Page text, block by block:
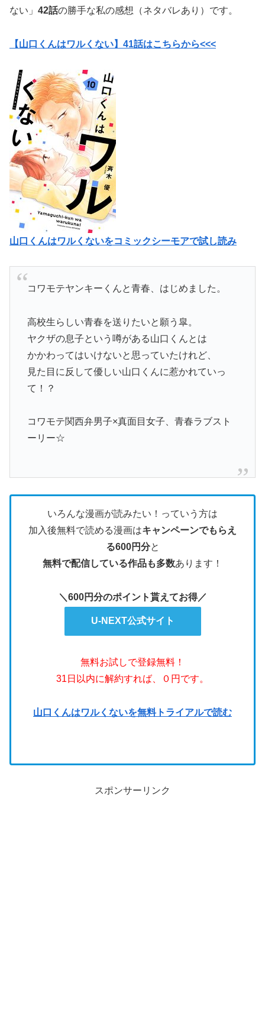
ない」 42話の勝手な私の感想（ネタバレあり）です。
【山口くんはワルくない】41話はこちらから<<<
山口くんはワルくないをコミックシーモアで試し読み
コワモテヤンキーくんと青春、はじめました。
高校生らしい青春を送りたいと願う皐。
ヤクザの息子という噂がある山口くんとは
かかわってはいけないと思っていたけれど、
見た目に反して優しい山口くんに惹かれていっ
て！？
コワモテ関西弁男子×真面目女子、青春ラブスト
ーリー☆
いろんな漫画が読みたい！っていう方は
加入後無料で読める漫画はキャンペーンでもらえ
る600円分と
無料で配信している作品も多数あります！
＼600円分のポイント貰えてお得／
U-NEXT公式サイト
無料お試しで登録無料！
31日以内に解約すれば、０円です。
山口くんはワルくないを無料トライアルで読む
スポンサーリンク